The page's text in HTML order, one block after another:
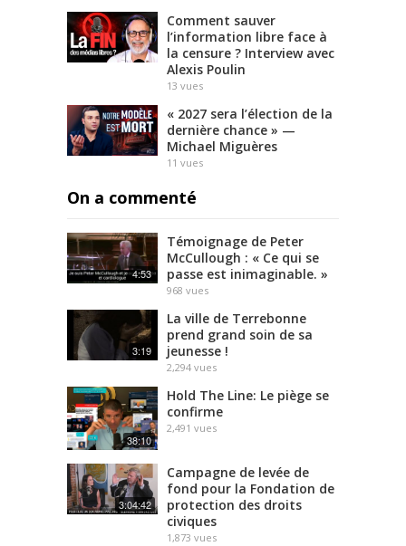
Comment sauver
l’information libre face à
la censure ? Interview avec
Alexis Poulin
13 vues
« 2027 sera l’élection de la
dernière chance » —
Michael Miguères
11 vues
On a commenté
4:53
Témoignage de Peter
McCullough : « Ce qui se
passe est inimaginable. »
968 vues
3:19
La ville de Terrebonne
prend grand soin de sa
jeunesse !
2,294 vues
38:10
Hold The Line: Le piège se
confirme
2,491 vues
3:04:42
Campagne de levée de
fond pour la Fondation de
protection des droits
civiques
1,873 vues